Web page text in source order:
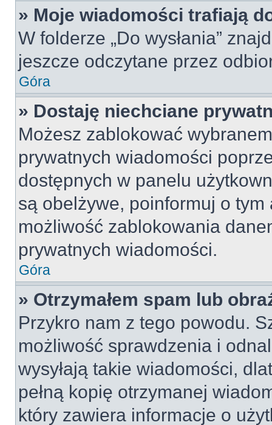
» Moje wiadomości trafiają
W folderze „Do wysłania”
jeszcze odczytane przez
Góra
» Dostaję niechciane
Możesz zablokować
prywatnych wiadomości
dostępnych w panelu
są obelżywe, poinformuj o
możliwość zablokowania
prywatnych wiadomości.
Góra
» Otrzymałem spam lub
Przykro nam z tego powodu.
możliwość sprawdzenia i
wysyłają takie wiadomości,
pełną kopię otrzymanej
który zawiera informacje o